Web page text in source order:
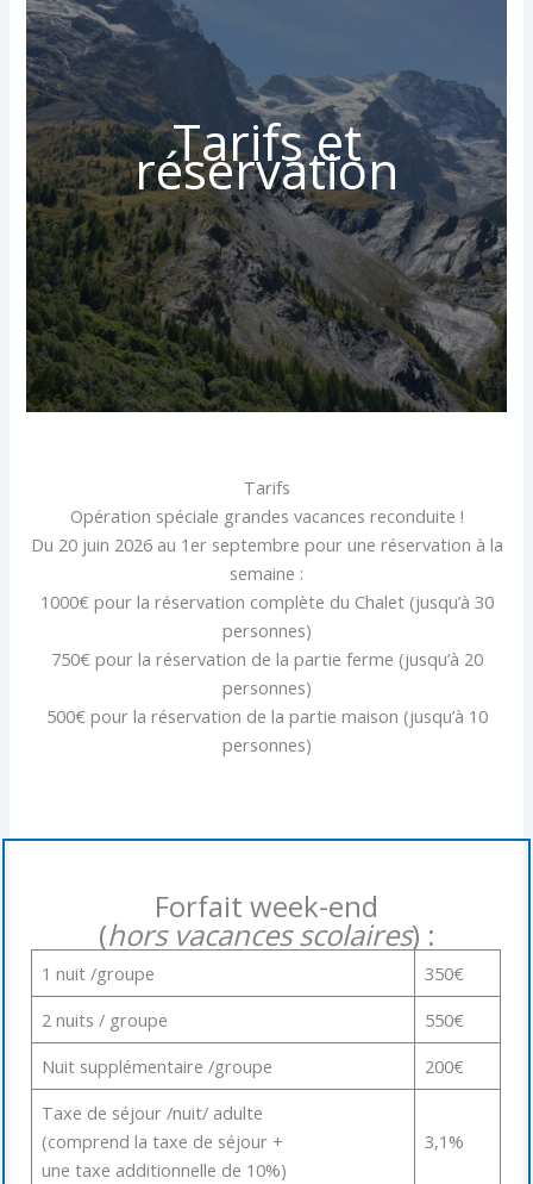
Tarifs et
réservation
Tarifs
Opération spéciale grandes vacances reconduite !
Du 20 juin 2026 au 1er septembre pour une réservation à la
semaine :
1000€ pour la réservation complète du Chalet (jusqu’à 30
personnes)
750€ pour la réservation de la partie ferme (jusqu’à 20
personnes)
500€ pour la réservation de la partie maison (jusqu’à 10
personnes)
Forfait week-end
(hors vacances scolaires) :
1 nuit /groupe
350€
2 nuits / groupe
550€
Nuit supplémentaire /groupe
200€
Taxe de séjour /nuit/ adulte
(comprend la taxe de séjour +
une taxe additionnelle de 10%)
3,1%